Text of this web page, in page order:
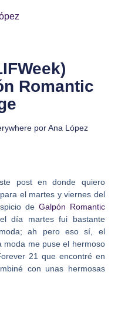
Romantic
por Ana López
post en donde quiero
el martes y viernes del
de Galpón Romantic
día martes fui bastante
ah pero eso sí, el
moda me puse el hermoso
21 que encontré en
con unas hermosas